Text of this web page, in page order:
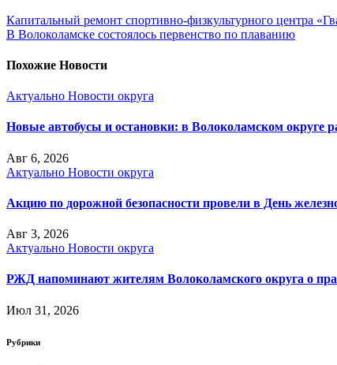
Капитальный ремонт спортивно-физкультурного центра
В Волоколамске состоялось первенство по плаванию
Похожие Новости
Актуально Новости округа
Новые автобусы и остановки: в Волоколамском округе
Авг 6, 2026
Актуально Новости округа
Акцию по дорожной безопасности провели в День
Авг 3, 2026
Актуально Новости округа
РЖД напоминают жителям Волоколамского округа о
Июл 31, 2026
Рубрики